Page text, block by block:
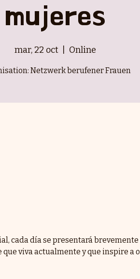
mujeres
mar, 22 oct
  |
Online
Netzwerk berufener Frauen
cada día se presentará
viva actualmente y que inspire a